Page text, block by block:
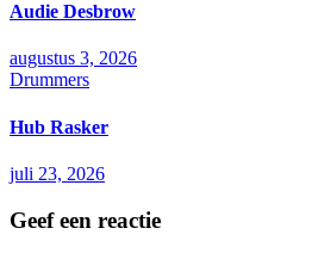
Audie Desbrow
augustus 3, 2026
Drummers
Hub Rasker
juli 23, 2026
Geef een reactie